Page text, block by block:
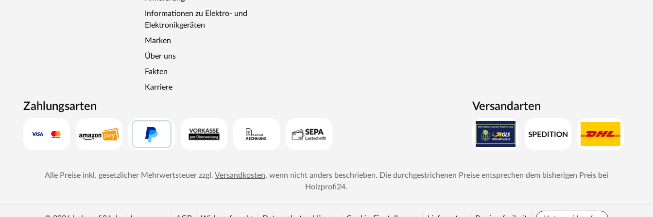
Informationen zu Elektro- und
Elektronikgeräten
Marken
Über uns
Fakten
Karriere
Zahlungsarten Versandarten
Alle Preise inkl. gesetzlicher Mehrwertsteuer zzgl. Versandkosten, wenn nicht anders beschrieben. Die durchgestrichenen Preise entsprechen dem bisherigen Preis bei
Holzprofi24.